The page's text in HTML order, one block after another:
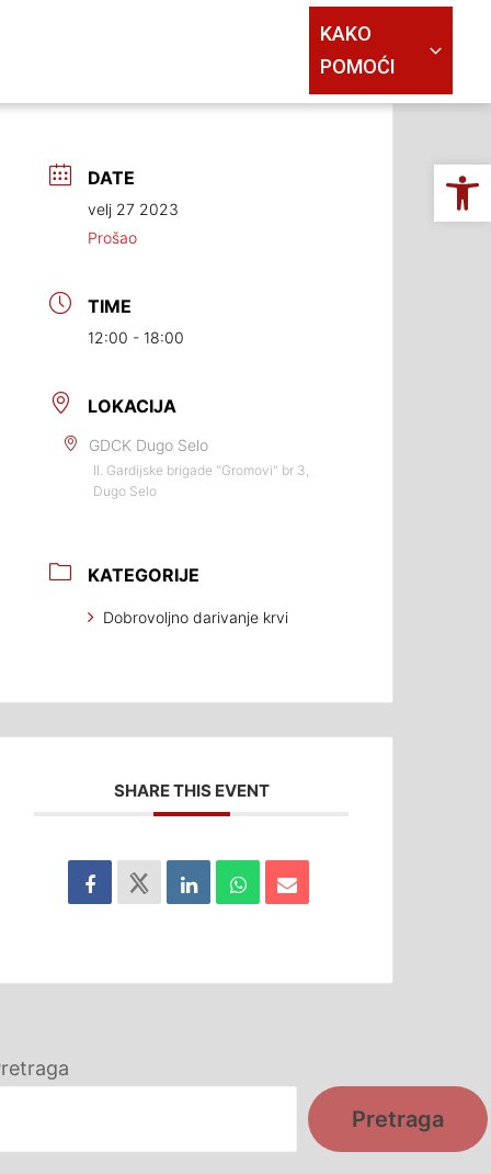
KAKO
POMOĆI
DATE
velj 27 2023
Prošao
TIME
12:00 - 18:00
LOKACIJA
GDCK Dugo Selo
II. Gardijske brigade "Gromovi" br 3,
Dugo Selo
KATEGORIJE
Dobrovoljno darivanje krvi
SHARE THIS EVENT
Pretraga